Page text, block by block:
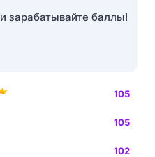
зарабатывайте баллы!
105
105
102